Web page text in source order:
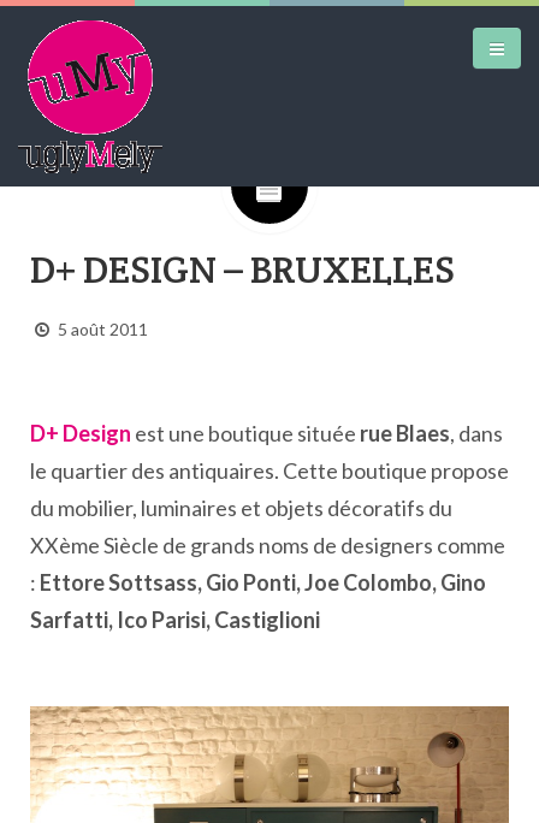
AIRTRAINERPEDIA
CONTACT
Google+
D+ DESIGN – BRUXELLES
5 août 2011
D+ Design est une boutique située rue Blaes, dans
le quartier des antiquaires. Cette boutique propose
du mobilier, luminaires et objets décoratifs du
XXème Siècle de grands noms de designers comme
: Ettore Sottsass, Gio Ponti, Joe Colombo, Gino
Sarfatti, Ico Parisi, Castiglioni